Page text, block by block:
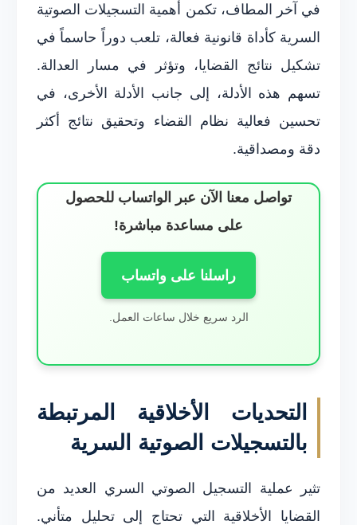
في آخر المطاف، تكمن أهمية التسجيلات الصوتية
السرية كأداة قانونية فعالة، تلعب دوراً حاسماً في
تشكيل نتائج القضايا، وتؤثر في مسار العدالة.
تسهم هذه الأدلة، إلى جانب الأدلة الأخرى، في
تحسين فعالية نظام القضاء وتحقيق نتائج أكثر
دقة ومصداقية.
تواصل معنا الآن عبر الواتساب للحصول
على مساعدة مباشرة!
راسلنا على واتساب
الرد سريع خلال ساعات العمل.
التحديات الأخلاقية المرتبطة
بالتسجيلات الصوتية السرية
تثير عملية التسجيل الصوتي السري العديد من
القضايا الأخلاقية التي تحتاج إلى تحليل متأني.